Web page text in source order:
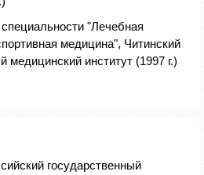
"Лечебная
медицина", Читинский
медицинский институт (1997 г.)
государственный